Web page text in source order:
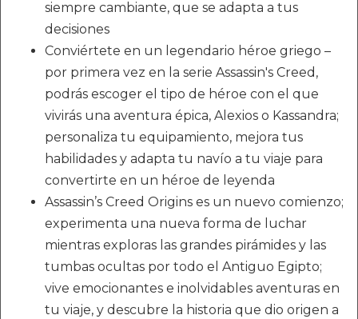
siempre cambiante, que se adapta a tus
decisiones
Conviértete en un legendario héroe griego –
por primera vez en la serie Assassin's Creed,
podrás escoger el tipo de héroe con el que
vivirás una aventura épica, Alexios o Kassandra;
personaliza tu equipamiento, mejora tus
habilidades y adapta tu navío a tu viaje para
convertirte en un héroe de leyenda
Assassin’s Creed Origins es un nuevo comienzo;
experimenta una nueva forma de luchar
mientras exploras las grandes pirámides y las
tumbas ocultas por todo el Antiguo Egipto;
vive emocionantes e inolvidables aventuras en
tu viaje, y descubre la historia que dio origen a